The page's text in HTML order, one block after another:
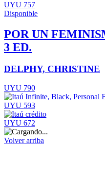
UYU 757
Disponible
POR UN
3 ED.
DELPHY, CHRISTINE
UYU 790
UYU 593
UYU 672
Volver arriba